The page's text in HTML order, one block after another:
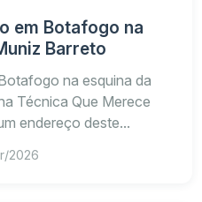
em Botafogo na
Barreto
na esquina da
Técnica Que Merece
endereço deste...
2026